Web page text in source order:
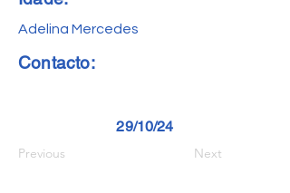
Adelina Mercedes
Contacto:
29/10/24
Previous Next